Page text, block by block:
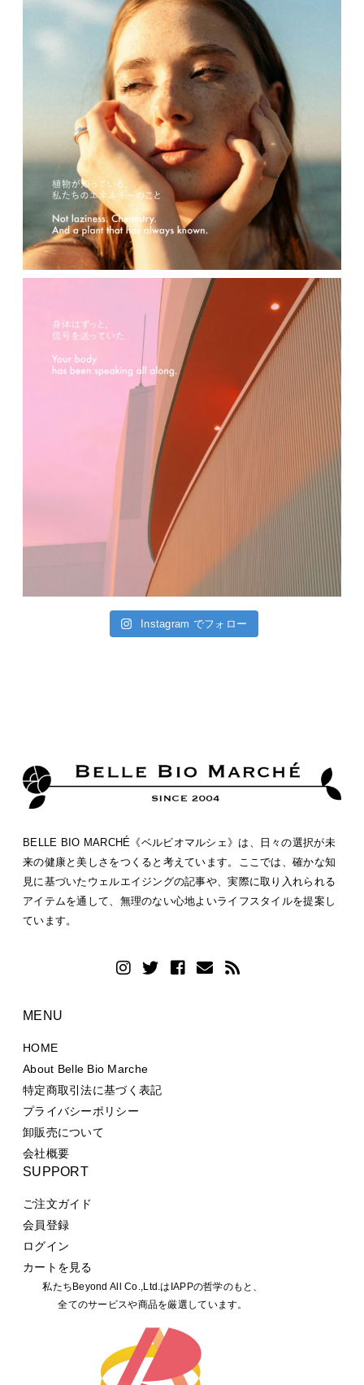
Instagram でフォロー
BELLE BIO MARCHÉ《ベルビオマルシェ》は、日々の選択が未
来の健康と美しさをつくると考えています。ここでは、確かな知
見に基づいたウェルエイジングの記事や、実際に取り入れられる
アイテムを通して、無理のない心地よいライフスタイルを提案し
ています。
MENU
HOME
About Belle Bio Marche
特定商取引法に基づく表記
プライバシーポリシー
卸販売について
会社概要
SUPPORT
ご注文ガイド
会員登録
ログイン
カートを見る
私たちBeyond All Co.,Ltd.はIAPPの哲学のもと、
全てのサービスや商品を厳選しています。